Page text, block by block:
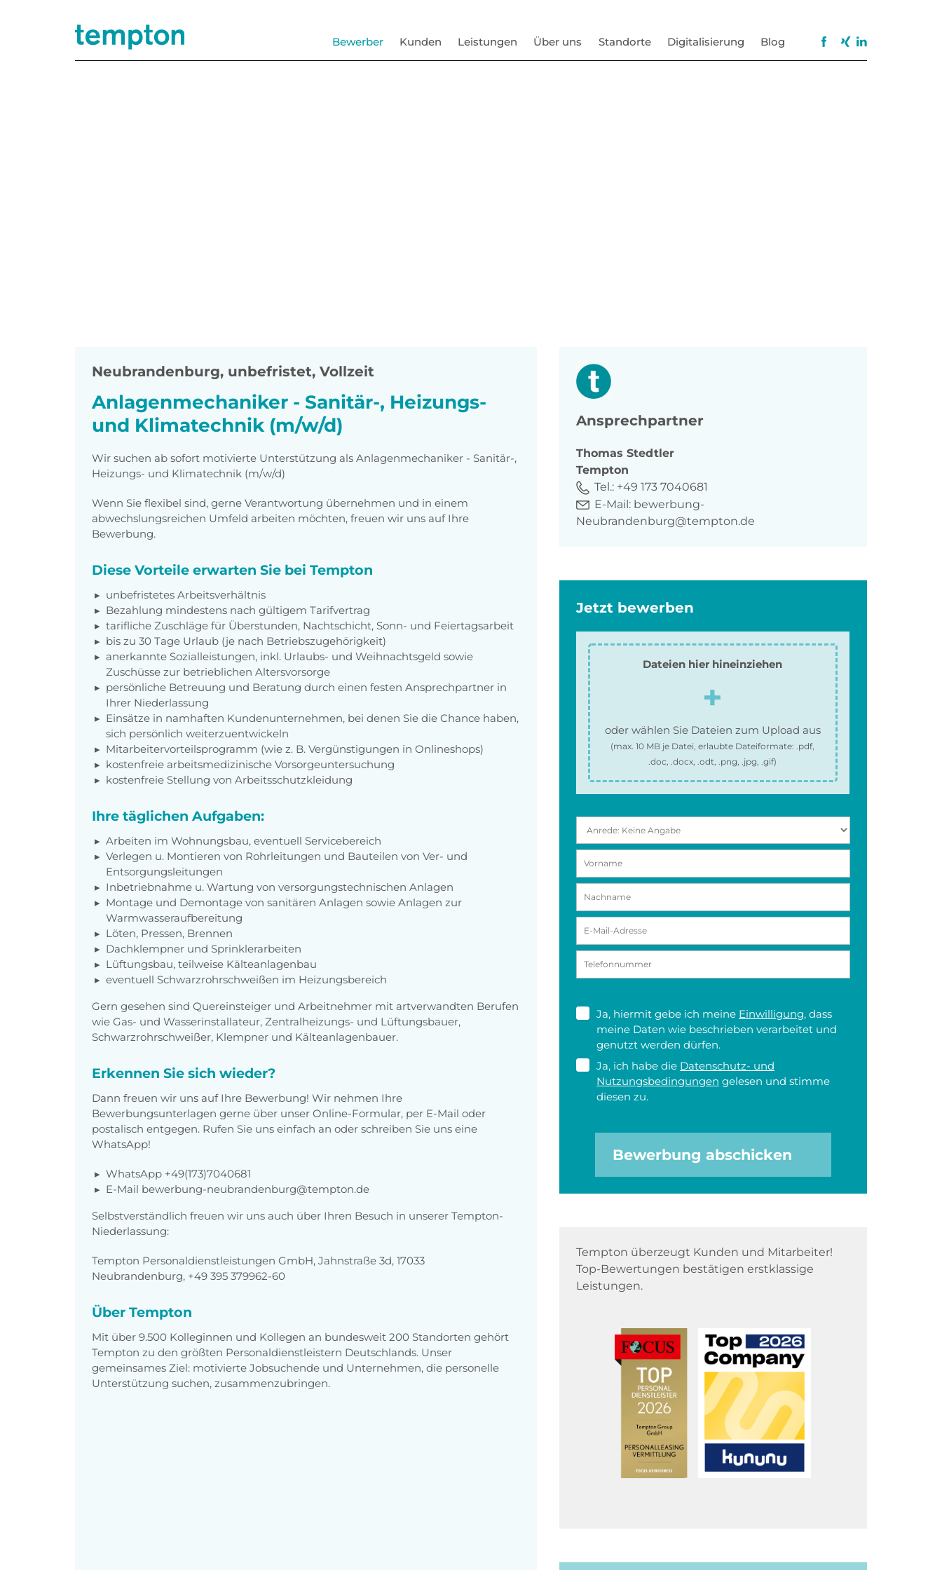
Bewerber Kunden Leistungen Über uns Standorte Digitalisierung Blog
Neubrandenburg, unbefristet, Vollzeit
Anlagenmechaniker - Sanitär-, Heizungs-
und Klimatechnik (m/w/d)
Wir suchen ab sofort motivierte Unterstützung als Anlagenmechaniker - Sanitär-,
Heizungs- und Klimatechnik (m/w/d)
Wenn Sie flexibel sind, gerne Verantwortung übernehmen und in einem
abwechslungsreichen Umfeld arbeiten möchten, freuen wir uns auf Ihre
Bewerbung.
Diese Vorteile erwarten Sie bei Tempton
unbefristetes Arbeitsverhältnis
Bezahlung mindestens nach gültigem Tarifvertrag
tarifliche Zuschläge für Überstunden, Nachtschicht, Sonn- und Feiertagsarbeit
bis zu 30 Tage Urlaub (je nach Betriebszugehörigkeit)
anerkannte Sozialleistungen, inkl. Urlaubs- und Weihnachtsgeld sowie
Zuschüsse zur betrieblichen Altersvorsorge
persönliche Betreuung und Beratung durch einen festen Ansprechpartner in
Ihrer Niederlassung
Einsätze in namhaften Kundenunternehmen, bei denen Sie die Chance haben,
sich persönlich weiterzuentwickeln
Mitarbeitervorteilsprogramm (wie z. B. Vergünstigungen in Onlineshops)
kostenfreie arbeitsmedizinische Vorsorgeuntersuchung
kostenfreie Stellung von Arbeitsschutzkleidung
Ihre täglichen Aufgaben:
Arbeiten im Wohnungsbau, eventuell Servicebereich
Verlegen u. Montieren von Rohrleitungen und Bauteilen von Ver- und
Entsorgungsleitungen
Inbetriebnahme u. Wartung von versorgungstechnischen Anlagen
Montage und Demontage von sanitären Anlagen sowie Anlagen zur
Warmwasseraufbereitung
Löten, Pressen, Brennen
Dachklempner und Sprinklerarbeiten
Lüftungsbau, teilweise Kälteanlagenbau
eventuell Schwarzrohrschweißen im Heizungsbereich
Gern gesehen sind Quereinsteiger und Arbeitnehmer mit artverwandten Berufen
wie Gas- und Wasserinstallateur, Zentralheizungs- und Lüftungsbauer,
Schwarzrohrschweißer, Klempner und Kälteanlagenbauer.
Erkennen Sie sich wieder?
Dann freuen wir uns auf Ihre Bewerbung! Wir nehmen Ihre
Bewerbungsunterlagen gerne über unser Online-Formular, per E-Mail oder
postalisch entgegen. Rufen Sie uns einfach an oder schreiben Sie uns eine
WhatsApp!
WhatsApp +49(173)7040681
E-Mail bewerbung-neubrandenburg@tempton.de
Selbstverständlich freuen wir uns auch über Ihren Besuch in unserer Tempton-
Niederlassung:
Tempton Personaldienstleistungen GmbH, Jahnstraße 3d, 17033
Neubrandenburg, +49 395 379962-60
Über Tempton
Mit über 9.500 Kolleginnen und Kollegen an bundesweit 200 Standorten gehört
Tempton zu den größten Personaldienstleistern Deutschlands. Unser
gemeinsames Ziel: motivierte Jobsuchende und Unternehmen, die personelle
Unterstützung suchen, zusammenzubringen.
Ansprechpartner
Thomas Stedtler
Tempton
Tel.: +49 173 7040681
E-Mail: bewerbung-
Neubrandenburg@tempton.de
Jetzt bewerben
Dateien hier hineinziehen
oder wählen Sie Dateien zum Upload aus
(max.10 MB je Datei, erlaubte Dateiformate:.pdf,
.doc, .docx, .odt, .png, .jpg, .gif)
Ja, hiermit gebe ich meine Einwilligung, dass
meine Daten wie beschrieben verarbeitet und
genutzt werden dürfen.
Ja, ich habe die Datenschutz- und
Nutzungsbedingungen gelesen und stimme
diesen zu.
Bewerbung abschicken
Tempton überzeugt Kunden und Mitarbeiter!
Top-Bewertungen bestätigen erstklassige
Leistungen.